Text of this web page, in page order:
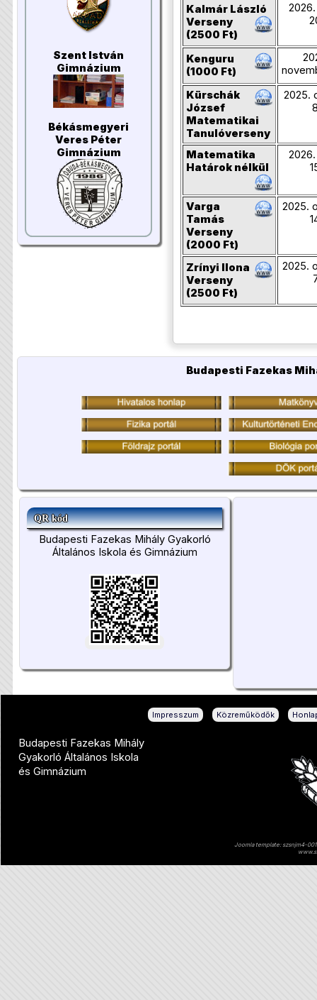
Szent István
Gimnázium
Békásmegyeri
Veres Péter
Gimnázium
Kalmár László
Verseny
(2500 Ft)
Kenguru
(1000 Ft)
Kürschák
József
Matematikai
Tanulóverseny
2025.
Matematika
Határok nélkül
Varga
Tamás
Verseny
(2000 Ft)
2025.
Zrínyi Ilona
Verseny
(2500 Ft)
2025.
Budapesti Fazekas
QR kód
Budapesti Fazekas Mihály Gyakorló
Általános Iskola és Gimnázium
Impresszum Közreműködők
Budapesti Fazekas Mihály
Gyakorló Általános Iskola
és Gimnázium
Joomla template: szsnjm4-